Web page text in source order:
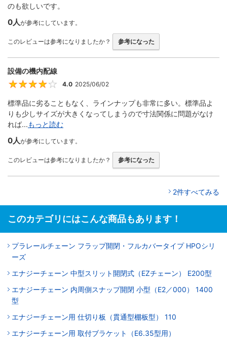
のも欲しいです。
0人が参考にしています。
このレビューは参考になりましたか？ 参考になった
設備の機内配線
4
4.0 2025/06/02
標準品に劣ることもなく、ラインナップも非常に多い。標準品よ
りも少しサイズが大きくなってしまうので寸法関係に問題がなけ
れば...もっと読む
0人が参考にしています。
このレビューは参考になりましたか？ 参考になった
2件すべてみる
このカテゴリにはこんな商品もあります！
プラレールチェーン フラップ開閉・フルカバータイプ HPOシリ
ーズ
エナジーチェーン 中型スリット開閉式（EZチェーン） E200型
エナジーチェーン 内周側スナップ開閉 小型（E2／000） 1400
型
エナジーチェーン用 仕切り板（貫通型棚板型） 110
エナジーチェーン用 取付ブラケット（E6.35型用）